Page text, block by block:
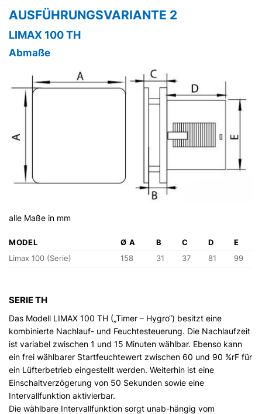
AUSFÜHRUNGSVARIANTE 2
LIMAX 100 TH
SERIE TH
Das Modell LIMAX 100 TH („Timer – Hygro“) besitzt eine
kombinierte Nachlauf- und Feuchtesteuerung. Die Nachlaufzeit
ist variabel zwischen 1 und 15 Minuten wählbar. Ebenso kann
ein frei wählbarer Startfeuchtewert zwischen 60 und 90 %rF für
ein Lüfterbetrieb eingestellt werden. Weiterhin ist eine
Einschaltverzögerung von 50 Sekunden sowie eine
Intervallfunktion aktivierbar.
Die wählbare Intervallfunktion sorgt unab-hängig vom
Abmaße
alle Maße in mm
MODEL Ø A B C D
E
Limax 100 (Serie)
158 31 37 81 99